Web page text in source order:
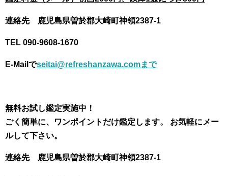
連絡先 鹿児島県曽於郡大崎町神領2387-1
TEL 090-9608-1670
E-Mailでseitai@refreshanzawa.comまで
無料お試し鑑定実施中！
ごく簡単に、ワンポイントだけ鑑定します。 お気軽にメー
ルして下さい。
連絡先 鹿児島県曽於郡大崎町神領2387-1